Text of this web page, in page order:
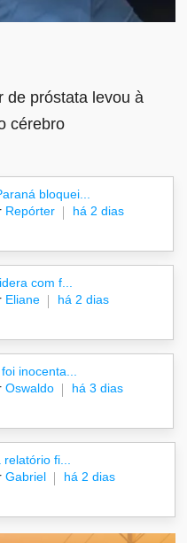
de próstata levou à
cérebro
bloquei...
Repórter há 2 dias
com f...
Eliane há 2 dias
inocenta...
Oswaldo há 3 dias
fi...
Gabriel há 2 dias